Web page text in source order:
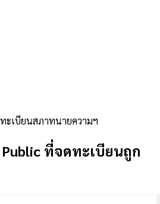
ะเบียนสภาทนายความฯ
ที่จดทะเบียนถูก